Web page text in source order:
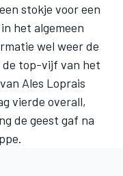
stokje voor een
het algemeen
wel weer de
de top-vijf van het
Ales Loprais
vierde overall,
de geest gaf na